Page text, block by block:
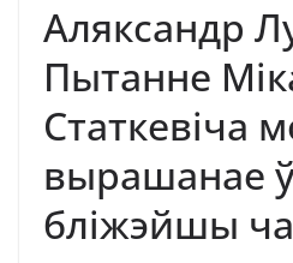
Аляксандр
Пытанне
Статкевіча
вырашанае
бліжэйшы